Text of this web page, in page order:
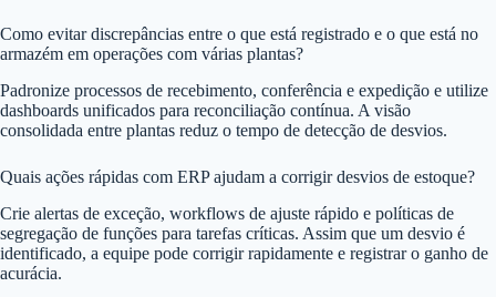
Como evitar discrepâncias entre o que está registrado e o que está no
armazém em operações com várias plantas?
Padronize processos de recebimento, conferência e expedição e utilize
dashboards unificados para reconciliação contínua. A visão
consolidada entre plantas reduz o tempo de detecção de desvios.
Quais ações rápidas com ERP ajudam a corrigir desvios de estoque?
Crie alertas de exceção, workflows de ajuste rápido e políticas de
segregação de funções para tarefas críticas. Assim que um desvio é
identificado, a equipe pode corrigir rapidamente e registrar o ganho de
acurácia.